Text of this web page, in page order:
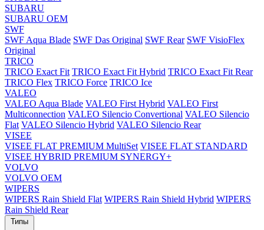
SUBARU
SUBARU OEM
SWF
SWF Aqua Blade SWF Das Original SWF Rear SWF VisioFlex
Original
TRICO
TRICO Exact Fit TRICO Exact Fit Hybrid TRICO Exact Fit Rear
TRICO Flex TRICO Force TRICO Ice
VALEO
VALEO Aqua Blade VALEO First Hybrid VALEO First
Multiconnection VALEO Silencio Convertional VALEO Silencio
Flat VALEO Silencio Hybrid VALEO Silencio Rear
VISEE
VISEE FLAT PREMIUM MultiSet VISEE FLAT STANDARD
VISEE HYBRID PREMIUM SYNERGY+
VOLVO
VOLVO OEM
WIPERS
WIPERS Rain Shield Flat WIPERS Rain Shield Hybrid WIPERS
Rain Shield Rear
Типы